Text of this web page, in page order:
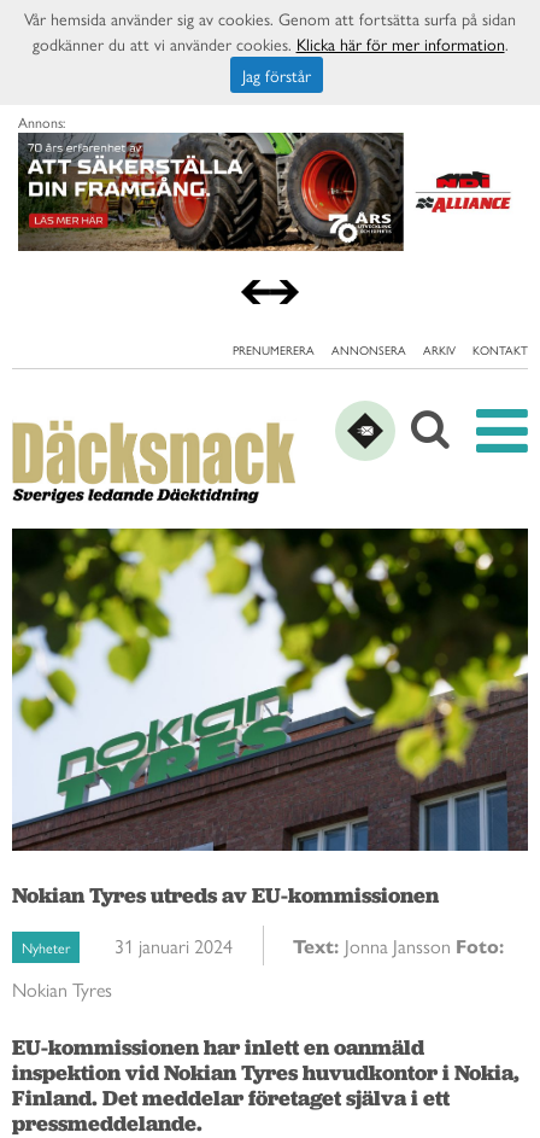
Annons:
PRENUMERERA ANNONSERA ARKIV KONTAKT
Nokian Tyres utreds av EU-kommissionen
Nyheter 31 januari 2024 Text: Jonna Jansson Foto:
Nokian Tyres
EU-kommissionen har inlett en oanmäld
inspektion vid Nokian Tyres huvudkontor i Nokia,
Finland. Det meddelar företaget själva i ett
pressmeddelande.
Vår hemsida använder sig av cookies. Genom att fortsätta surfa på sidan
godkänner du att vi använder cookies. Klicka här för mer information.
Jag förstår